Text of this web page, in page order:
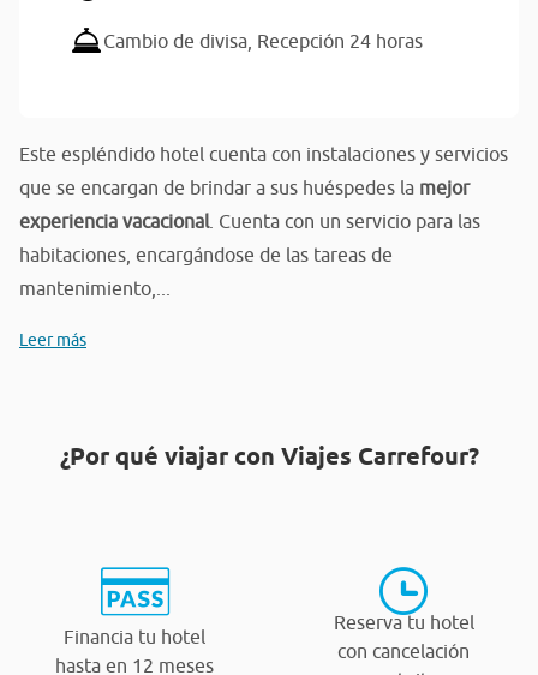
Cambio de divisa, Recepción 24 horas
Este espléndido hotel cuenta con instalaciones y servicios
que se encargan de brindar a sus huéspedes la mejor
experiencia vacacional. Cuenta con un servicio para las
habitaciones, encargándose de las tareas de
mantenimiento,...
Leer más
¿Por qué viajar con Viajes Carrefour?
Financia tu hotel
hasta en 12 meses
Reserva tu hotel
con cancelación